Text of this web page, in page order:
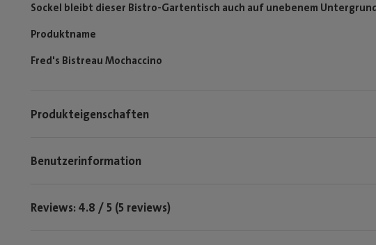
Sockel bleibt dieser Bistro-Gartentisch auch auf unebenem
Produktname
Fred's Bistreau Mochaccino
Produkteigenschaften
Benutzerinformation
Reviews: 4.8 / 5 (5 reviews)